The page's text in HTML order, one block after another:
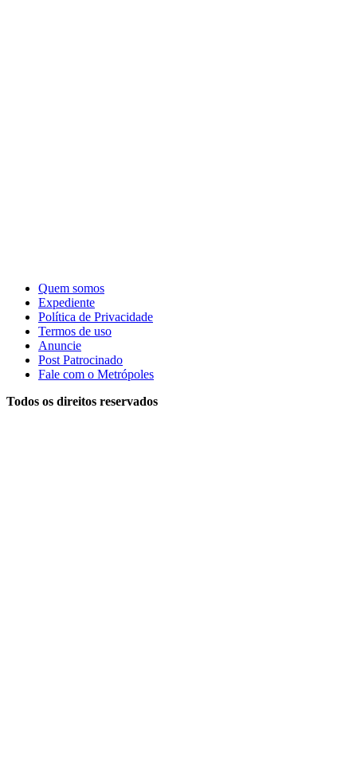
Quem somos
Expediente
Política de Privacidade
Termos de uso
Anuncie
Post Patrocinado
Fale com o Metrópoles
Todos os direitos reservados